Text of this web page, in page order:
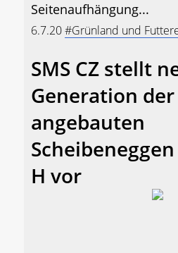
Seitenaufhängung...
6.7.20#Grünland und
SMS CZ stellt
Generation der
angebauten
H vor